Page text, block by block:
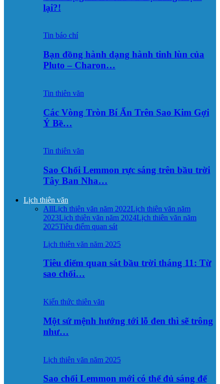
lại?!
Tin báo chí
Bạn đồng hành dạng hành tinh lùn của
Pluto – Charon…
Tin thiên văn
Các Vòng Tròn Bí Ẩn Trên Sao Kim Gợi
Ý Bề…
Tin thiên văn
Sao Chổi Lemmon rực sáng trên bầu trời
Tây Ban Nha…
Lịch thiên văn
AllLịch thiên văn năm 2022Lịch thiên văn năm
2023Lịch thiên văn năm 2024Lịch thiên văn năm
2025Tiêu điểm quan sát
Lịch thiên văn năm 2025
Tiêu điểm quan sát bầu trời tháng 11: Từ
sao chổi…
Kiến thức thiên văn
Một sứ mệnh hướng tới lỗ đen thì sẽ trông
như…
Lịch thiên văn năm 2025
Sao chổi Lemmon mới có thể đủ sáng để